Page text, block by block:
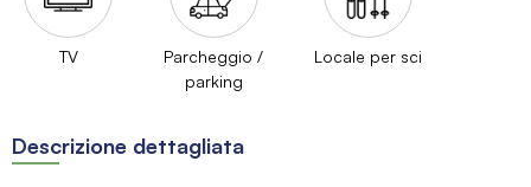
TV
Parcheggio /
parking
Locale per sci
Descrizione dettagliata